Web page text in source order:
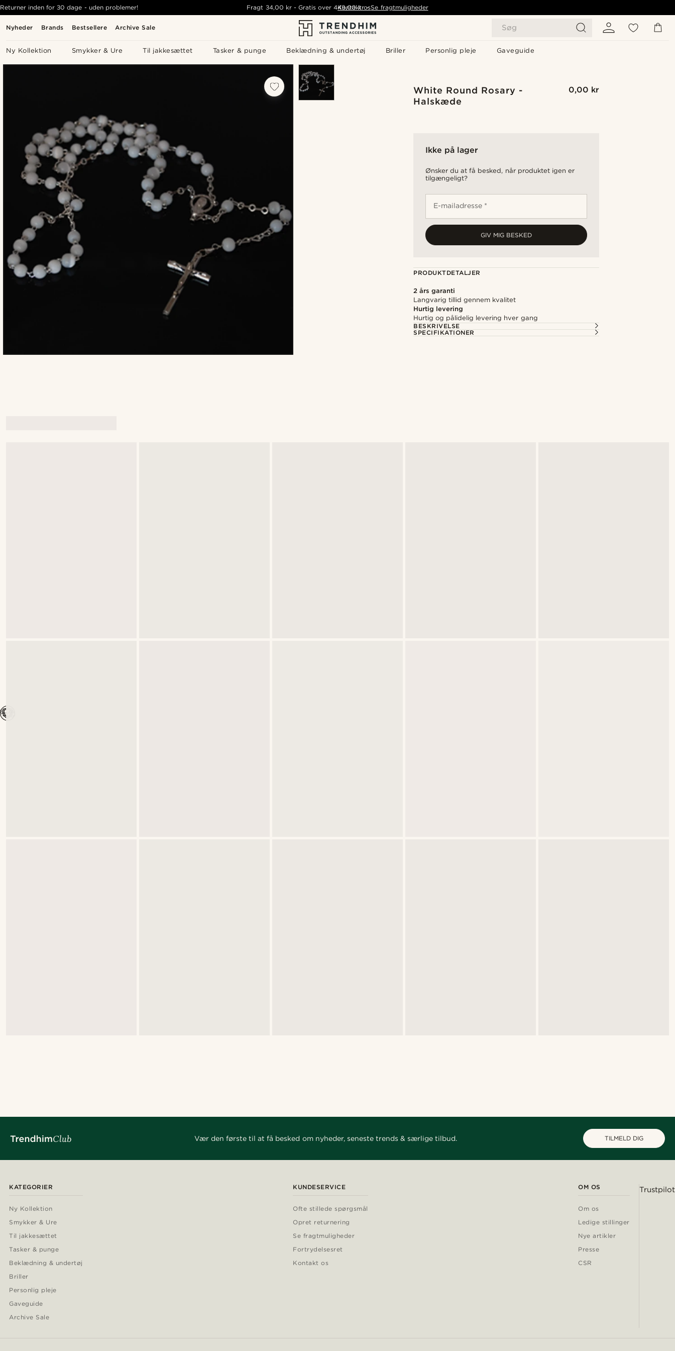
Nyheder Brands Bestsellere Archive Sale Søg
Ny Kollektion Smykker & Ure Til jakkesættet Tasker & punge Beklædning & undertøj Briller Personlig pleje Gaveguide
Returner inden for 30 dage - uden problemer! Fragt 34,00 kr- Gratis over 449,00 kr - Se fragtmuligheder
Kontakt os
White Round Rosary -
Halskæde
0,00 kr
Ikke på lager
Ønsker du at få besked, når produktet igen er
tilgængeligt?
E-mailadresse *
GIV MIG BESKED
PRODUKTDETALJER
2 års garanti
Langvarig tillid gennem kvalitet
Hurtig levering
Hurtig og pålidelig levering hver gang
BESKRIVELSE
SPECIFIKATIONER
Vær den første til at få besked om nyheder, seneste trends & særlige tilbud. TILMELD DIG
KATEGORIER
Ny Kollektion
Smykker & Ure
Til jakkesættet
Tasker & punge
Beklædning & undertøj
Briller
Personlig pleje
Gaveguide
Archive Sale
KUNDESERVICE
Ofte stillede spørgsmål
Opret returnering
Se fragtmuligheder
Fortrydelsesret
Kontakt os
OM OS
Om os
Ledige stillinger
Nye artikler
Presse
CSR
Trustpilot